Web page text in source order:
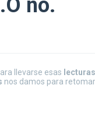
no.
llevarse esas lecturas
nos damos para